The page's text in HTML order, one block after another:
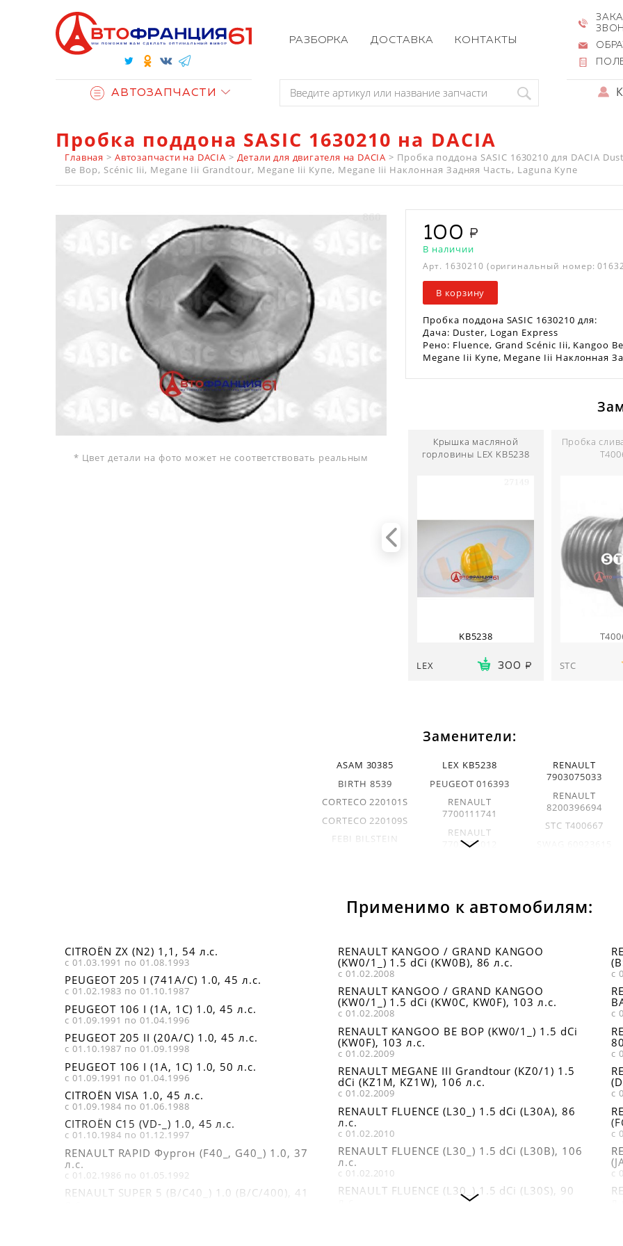
РАЗБОРКА ДОСТАВКА КОНТАКТЫ
АВТОЗАПЧАСТИ
Пробка поддона SASIC 1630210 на DACIA
Главная > Автозапчасти на DACIA > Детали для двигателя на DACIA > Пробка поддона SASIC 1630210 для DACIA
Be Bop, Scénic Iii, Megane Iii Grandtour, Megane Iii Купе, Megane Iii Наклонная Задняя Часть, Laguna Купе
* Цвет детали на фото может не соответствовать реальным
100
В наличии
Арт. 1630210 (оригинальный номер:
В корзину
Пробка поддона SASIC 1630210 для:
Дача: Duster, Logan Express
Рено: Fluence, Grand Scénic Iii, Kangoo
Megane Iii Купе, Megane Iii Наклонная
Крышка масляной
горловины LEX KB5238
KB5238
LEX 300
Пробка
STC
Заменители:
ASAM 30385
BIRTH 8539
CORTECO 220101S
CORTECO 220109S
FEBI BILSTEIN
LEX KB5238
PEUGEOT 016393
RENAULT
7700111741
RENAULT
7703075012
7703075348
RENAULT
7903075033
RENAULT
8200396694
STC T400667
Применимо к автомобилям:
CITROËN ZX (N2) 1,1, 54 л.с.
с 01.03.1991 по 01.08.1993
PEUGEOT 205 I (741A/C) 1.0, 45 л.с.
с 01.02.1983 по 01.10.1987
PEUGEOT 106 I (1A, 1C) 1.0, 45 л.с.
с 01.09.1991 по 01.04.1996
PEUGEOT 205 II (20A/C) 1.0, 45 л.с.
с 01.10.1987 по 01.09.1998
PEUGEOT 106 I (1A, 1C) 1.0, 50 л.с.
с 01.09.1991 по 01.04.1996
CITROËN VISA 1.0, 45 л.с.
с 01.09.1984 по 01.06.1988
CITROËN C15 (VD-_) 1.0, 45 л.с.
с 01.10.1984 по 01.12.1997
RENAULT RAPID Фургон (F40_, G40_) 1.0, 37
л.с.
с 01.02.1986 по 01.05.1992
RENAULT SUPER 5 (B/C40_) 1.0 (B/C/400), 41
RENAULT KANGOO / GRAND KANGOO
(KW0/1_) 1.5 dCi (KW0B), 86 л.с.
с 01.02.2008
RENAULT KANGOO / GRAND KANGOO
(KW0/1_) 1.5 dCi (KW0C, KW0F), 103 л.с.
с 01.02.2008
RENAULT KANGOO BE BOP (KW0/1_) 1.5 dCi
(KW0F), 103 л.с.
с 01.02.2009
RENAULT MEGANE III Grandtour (KZ0/1) 1.5
dCi (KZ1M, KZ1W), 106 л.с.
с 01.02.2009
RENAULT FLUENCE (L30_) 1.5 dCi (L30A), 86
л.с.
с 01.02.2010
RENAULT FLUENCE (L30_) 1.5 dCi (L30B), 106
л.с.
с 01.02.2010
RENAULT FLUENCE (L30_) 1.5 dCi (L30S), 90
с
с
с
с
с
с